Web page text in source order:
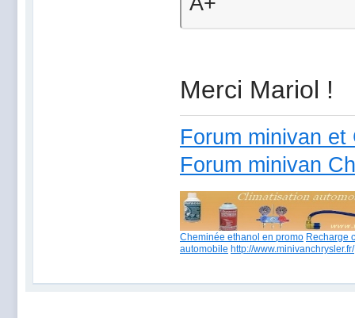
Merci Mariol !
Forum minivan
Forum minivan
Cheminée ethanol en promo Recharge
automobile http://www.minivanchrysler.fr/